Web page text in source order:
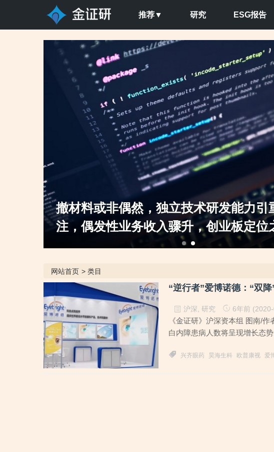
推荐▼ 研究 ESG报告
非偶然，独立技术研发能力引重点关
性业务收入骤升，创业板定位之监管“不
“闯
关注
网站首页 > 类目
“逆行者”爱博诺德：“双
沪深 研究 6年前
《金证研》沪深资本组 图南/
白内障患病人数将呈现增长态
兴齐眼药 昊海生科 欧普康视 爱